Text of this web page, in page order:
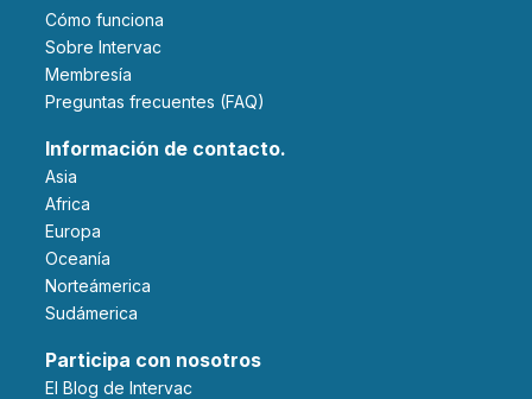
Cómo funciona
Sobre Intervac
Membresía
Preguntas frecuentes (FAQ)
Información de contacto.
Asia
Africa
Europa
Oceanía
Norteámerica
Sudámerica
Participa con nosotros
El Blog de Intervac